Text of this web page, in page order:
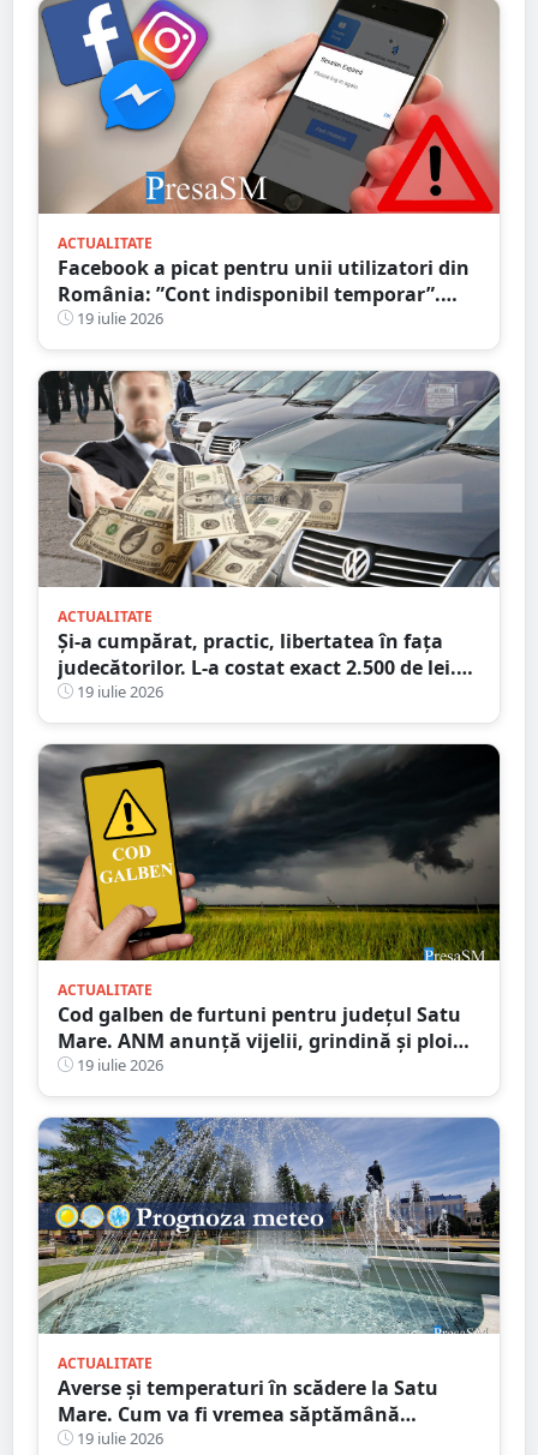
ACTUALITATE
Facebook a picat pentru unii utilizatori din
România: ”Cont indisponibil temporar”.
Probleme și în alte țări
19 iulie 2026
ACTUALITATE
Și-a cumpărat, practic, libertatea în fața
judecătorilor. L-a costat exact 2.500 de lei.
Victima a plătit cheltuielile de judecată
19 iulie 2026
ACTUALITATE
Cod galben de furtuni pentru județul Satu
Mare. ANM anunță vijelii, grindină și ploi
torențiale
19 iulie 2026
ACTUALITATE
Averse și temperaturi în scădere la Satu
Mare. Cum va fi vremea săptămână
următoare
19 iulie 2026